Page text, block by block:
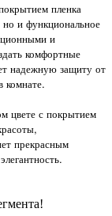
пленка
но и функциональное
и
комфортные
надежную защиту от
комнате.
цвете с покрытием
прекрасным